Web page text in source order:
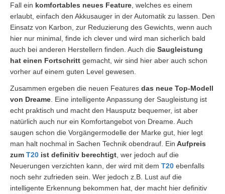
Fall ein komfortables neues Feature , welches es einem
erlaubt, einfach den Akkusauger in der Automatik zu lassen. Den
Einsatz von Karbon, zur Reduzierung des Gewichts, wenn auch
hier nur minimal, finde ich clever und wird man sicherlich bald
auch bei anderen Herstellern finden. Auch die Saugleistung
hat einen Fortschritt gemacht, wir sind hier aber auch schon
vorher auf einem guten Level gewesen.
Zusammen ergeben die neuen Features das neue Top-Modell
von Dreame . Eine intelligente Anpassung der Saugleistung ist
echt praktisch und macht den Hausputz bequemer, ist aber
natürlich auch nur ein Komfortangebot von Dreame. Auch
saugen schon die Vorgängermodelle der Marke gut, hier legt
man halt nochmal in Sachen Technik obendrauf. Ein Aufpreis
zum T20 ist definitiv berechtigt , wer jedoch auf die
Neuerungen verzichten kann, der wird mit dem T20 ebenfalls
noch sehr zufrieden sein. Wer jedoch z.B. Lust auf die
intelligente Erkennung bekommen hat, der macht hier definitiv